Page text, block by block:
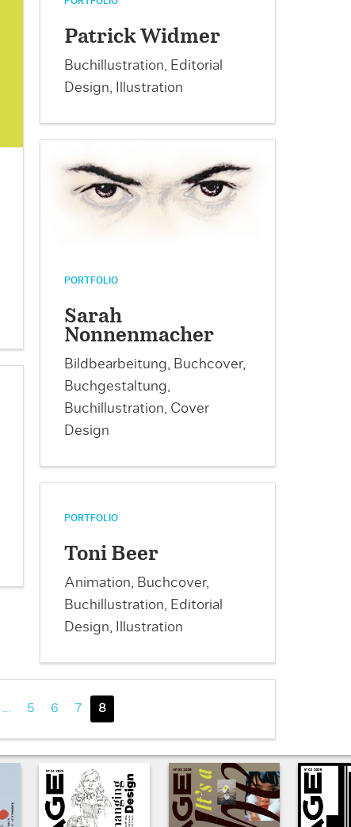
Patrick Widmer
Buchillustration, Editorial
Design, Illustration
PORTFOLIO
Sarah
Nonnenmacher
Bildbearbeitung, Buchcover,
Buchgestaltung,
Buchillustration, Cover
Design
PORTFOLIO
Toni Beer
Animation, Buchcover,
Buchillustration, Editorial
Design, Illustration
5 6 7 8